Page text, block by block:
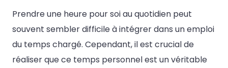
Prendre une heure pour soi au quotidien peut
souvent sembler difficile à intégrer dans un emploi
du temps chargé. Cependant, il est crucial de
réaliser que ce temps personnel est un véritable